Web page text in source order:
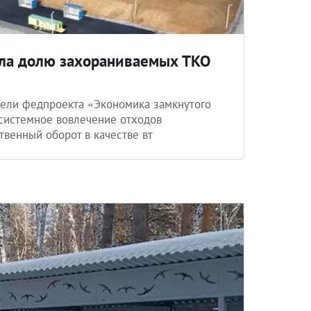
долю захораниваемых ТКО
федпроекта «Экономика замкнутого
вовлечение отходов
оборот в качестве вт